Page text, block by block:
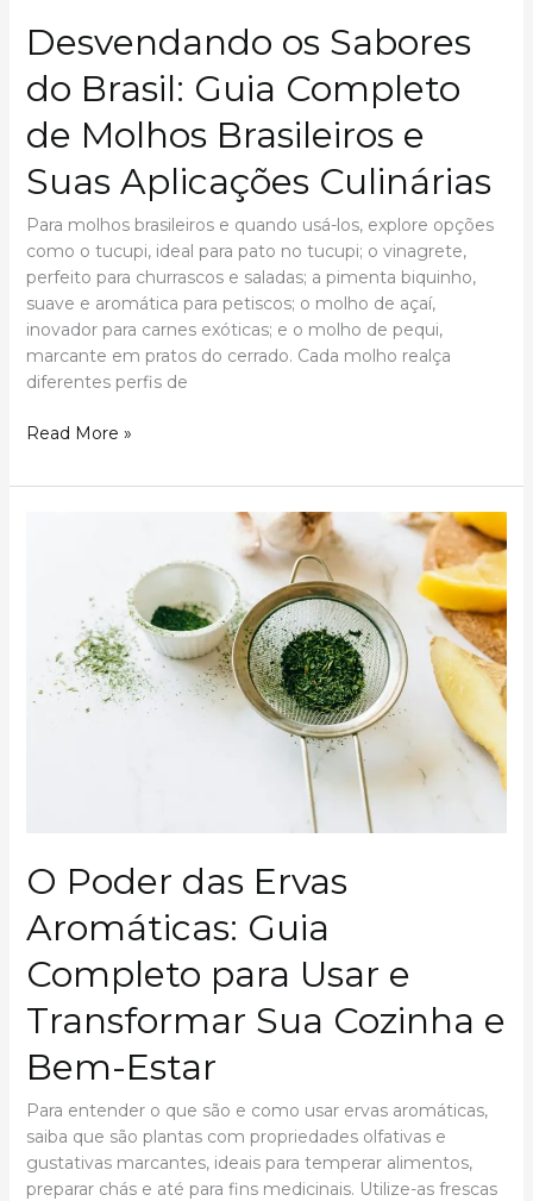
Desvendando os Sabores
do Brasil: Guia Completo
de Molhos Brasileiros e
Suas Aplicações Culinárias
Para molhos brasileiros e quando usá-los, explore opções
como o tucupi, ideal para pato no tucupi; o vinagrete,
perfeito para churrascos e saladas; a pimenta biquinho,
suave e aromática para petiscos; o molho de açaí,
inovador para carnes exóticas; e o molho de pequi,
marcante em pratos do cerrado. Cada molho realça
diferentes perfis de
Desvendando
Sabores
Molhos
Brasileiros
Read More »
O Poder das Ervas
Aromáticas: Guia
Completo para Usar e
Transformar Sua Cozinha e
Bem-Estar
Para entender o que são e como usar ervas aromáticas,
saiba que são plantas com propriedades olfativas e
gustativas marcantes, ideais para temperar alimentos,
preparar chás e até para fins medicinais. Utilize-as frescas